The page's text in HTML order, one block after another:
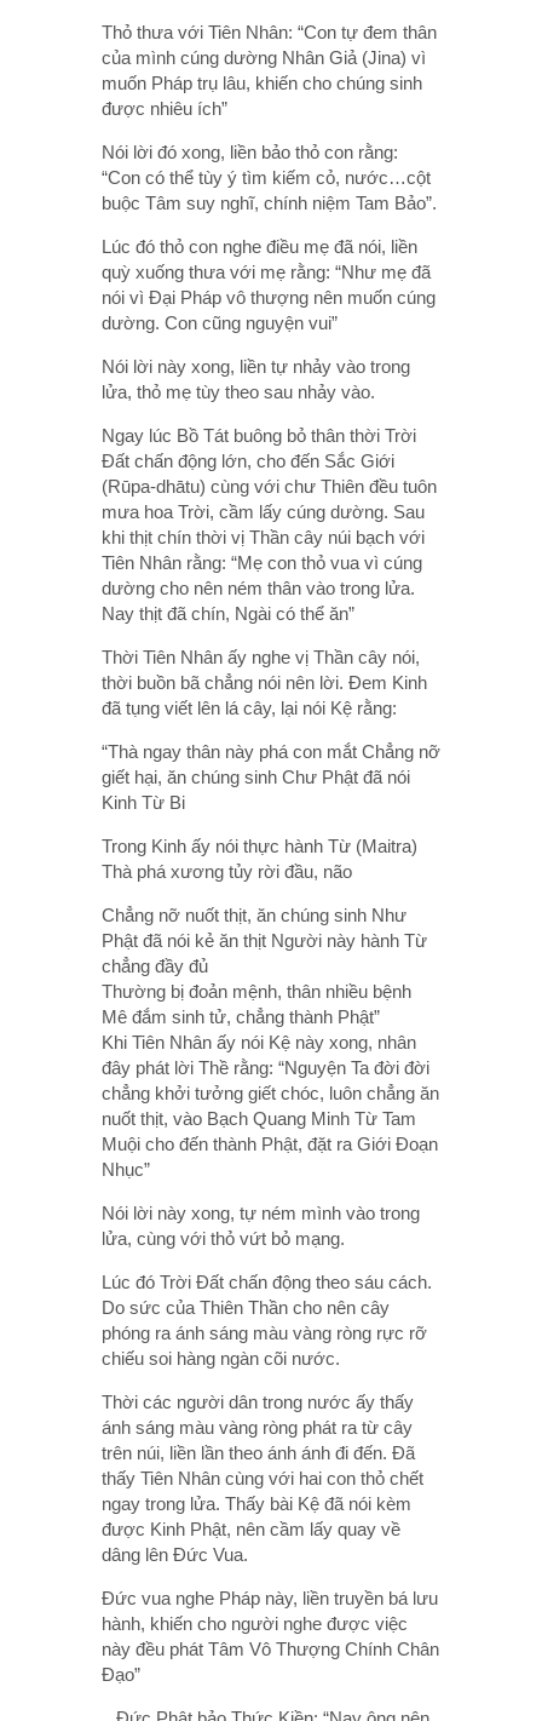
Thỏ thưa với Tiên Nhân: “Con tự đem thân
của mình cúng dường Nhân Giả (Jina) vì
muốn Pháp trụ lâu, khiến cho chúng sinh
được nhiêu ích”
Nói lời đó xong, liền bảo thỏ con rằng:
“Con có thể tùy ý tìm kiếm cỏ, nước…cột
buộc Tâm suy nghĩ, chính niệm Tam Bảo”.
Lúc đó thỏ con nghe điều mẹ đã nói, liền
quỳ xuống thưa với mẹ rằng: “Như mẹ đã
nói vì Đại Pháp vô thượng nên muốn cúng
dường. Con cũng nguyện vui”
Nói lời này xong, liền tự nhảy vào trong
lửa, thỏ mẹ tùy theo sau nhảy vào.
Ngay lúc Bồ Tát buông bỏ thân thời Trời
Đất chấn động lớn, cho đến Sắc Giới
(Rūpa-dhātu) cùng với chư Thiên đều tuôn
mưa hoa Trời, cầm lấy cúng dường. Sau
khi thịt chín thời vị Thần cây núi bạch với
Tiên Nhân rằng: “Mẹ con thỏ vua vì cúng
dường cho nên ném thân vào trong lửa.
Nay thịt đã chín, Ngài có thể ăn”
Thời Tiên Nhân ấy nghe vị Thần cây nói,
thời buồn bã chẳng nói nên lời. Đem Kinh
đã tụng viết lên lá cây, lại nói Kệ rằng:
“Thà ngay thân này phá con mắt Chẳng nỡ
giết hại, ăn chúng sinh Chư Phật đã nói
Kinh Từ Bi
Trong Kinh ấy nói thực hành Từ (Maitra)
Thà phá xương tủy rời đầu, não
Chẳng nỡ nuốt thịt, ăn chúng sinh Như
Phật đã nói kẻ ăn thịt Người này hành Từ
chẳng đầy đủ
Thường bị đoản mệnh, thân nhiều bệnh
Mê đắm sinh tử, chẳng thành Phật”
Khi Tiên Nhân ấy nói Kệ này xong, nhân
đây phát lời Thề rằng: “Nguyện Ta đời đời
chẳng khởi tưởng giết chóc, luôn chẳng ăn
nuốt thịt, vào Bạch Quang Minh Từ Tam
Muội cho đến thành Phật, đặt ra Giới Đoạn
Nhục”
Nói lời này xong, tự ném mình vào trong
lửa, cùng với thỏ vứt bỏ mạng.
Lúc đó Trời Đất chấn động theo sáu cách.
Do sức của Thiên Thần cho nên cây
phóng ra ánh sáng màu vàng ròng rực rỡ
chiếu soi hàng ngàn cõi nước.
Thời các người dân trong nước ấy thấy
ánh sáng màu vàng ròng phát ra từ cây
trên núi, liền lần theo ánh ánh đi đến. Đã
thấy Tiên Nhân cùng với hai con thỏ chết
ngay trong lửa. Thấy bài Kệ đã nói kèm
được Kinh Phật, nên cầm lấy quay về
dâng lên Đức Vua.
Đức vua nghe Pháp này, liền truyền bá lưu
hành, khiến cho người nghe được việc
này đều phát Tâm Vô Thượng Chính Chân
Đạo”